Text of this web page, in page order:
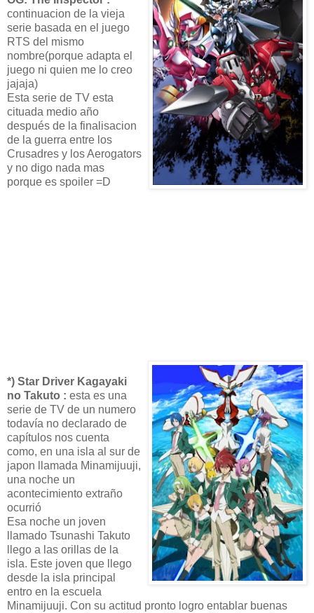
continuacion de la vieja
serie basada en el juego
RTS del mismo
nombre(porque adapta el
juego ni quien me lo creo
jajaja)
Esta serie de TV esta
cituada medio año
después de la finalisacion
de la guerra entre los
Crusadres y los Aerogators
y no digo nada mas
porque es spoiler =D
*) Star Driver Kagayaki
no Takuto : esta es una
serie de TV de un numero
todavía no declarado de
capítulos nos cuenta
como, en una isla al sur de
japon llamada Minamijuuji,
una noche un
acontecimiento extraño
ocurrió
Esa noche un joven
llamado Tsunashi Takuto
llego a las orillas de la
isla. Este joven que llego
desde la isla principal
entro en la escuela
Minamijuuji. Con su actitud pronto logro entablar buenas